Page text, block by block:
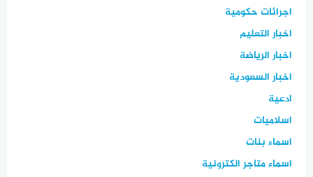
اجرائات حكومية
اخبار التعليم
اخبار الرياضة
اخبار السعودية
ادعية
اسلاميات
اسماء بنات
اسماء متاجر الكترونية